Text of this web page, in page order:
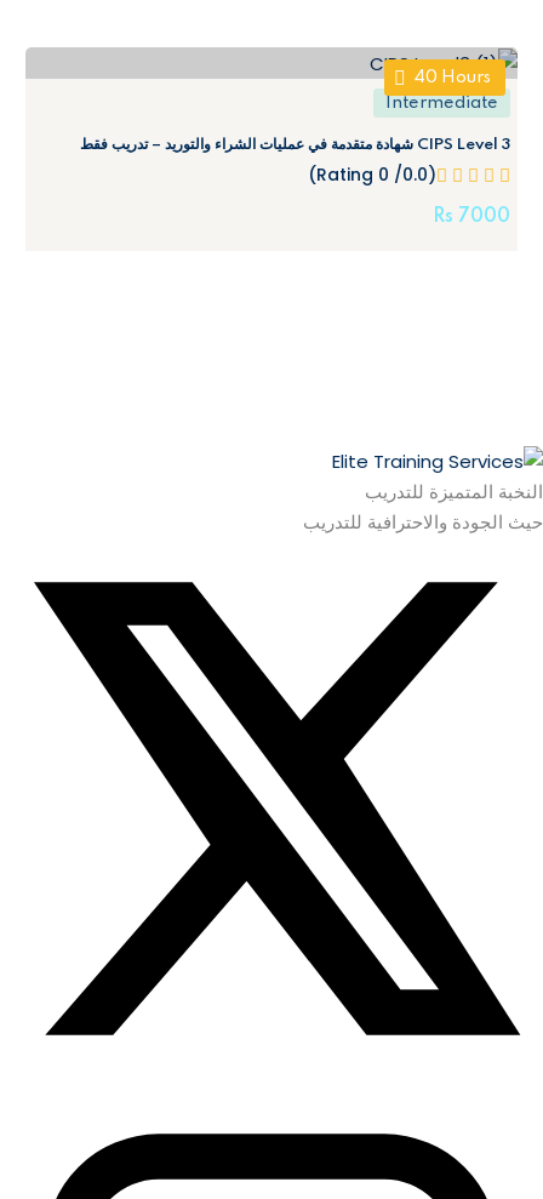
40 Hours
Intermediate
CIPS Level 3 شهادة متقدمة في عمليات الشراء والتوريد – تدريب فقط
(0.0/ 0 Rating)
7000
Rs
النخبة المتميزة للتدريب
حيث الجودة والاحترافية للتدريب